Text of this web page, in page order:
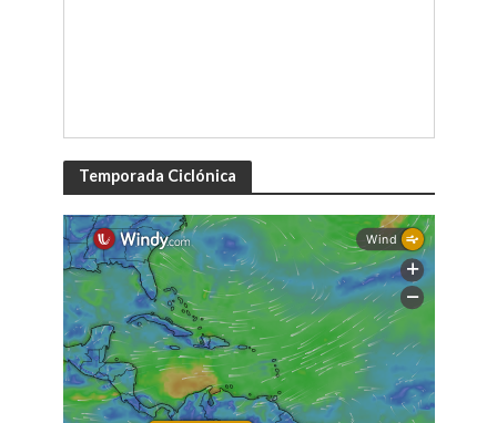
Temporada Ciclónica